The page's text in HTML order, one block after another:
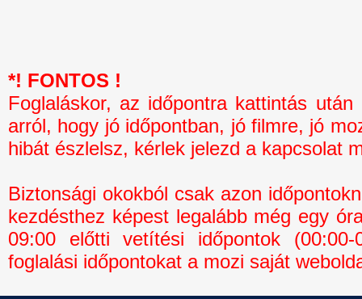
*! FONTOS !
Foglaláskor, az időpontra kattintás
arról, hogy jó időpontban, jó filmre, jó
hibát észlelsz, kérlek jelezd a kapcsolat
Biztonsági okokból csak azon
kezdésthez képest legalább még egy
09:00 előtti vetítési időpontok
foglalási időpontokat a mozi saját